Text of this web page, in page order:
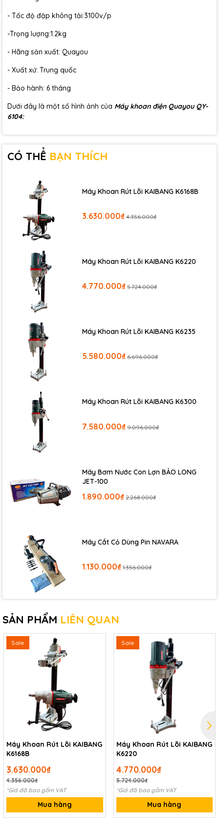
- Tốc độ đập không tải:3100v/p
-Trọng lượng:1.2kg
- Hãng sản xuất: Quayou
- Xuất xứ: Trung quốc
- Bảo hành: 6 tháng
Dưới đây là một số hình ảnh của Máy khoan điện Quayou QY-
6104:
CÓ THỂ BẠN THÍCH
Máy Khoan Rút Lõi KAIBANG K6168B
3.630.000₫ 4.356.000₫
Máy Khoan Rút Lõi KAIBANG K6220
4.770.000₫ 5.724.000₫
Máy Khoan Rút Lõi KAIBANG K6235
5.580.000₫ 6.696.000₫
Máy Khoan Rút Lõi KAIBANG K6300
7.580.000₫ 9.096.000₫
Máy Bơm Nước Con Lợn BẢO LONG
JET-100
1.890.000₫ 2.268.000₫
Máy Cắt Cỏ Dùng Pin NAVARA
1.130.000₫ 1.356.000₫
SẢN PHẨM LIÊN QUAN
Sale
Máy Khoan Rút Lõi KAIBANG
K6168B
3.630.000₫
4.356.000₫
*Giá đã bao gồm VAT
Mua hàng
Sale
Máy Khoan Rút Lõi KAIBANG
K6220
4.770.000₫
5.724.000₫
*Giá đã bao gồm VAT
Mua hàng